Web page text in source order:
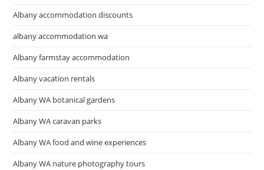
Albany accommodation discounts
albany accommodation wa
Albany farmstay accommodation
Albany vacation rentals
Albany WA botanical gardens
Albany WA caravan parks
Albany WA food and wine experiences
Albany WA nature photography tours